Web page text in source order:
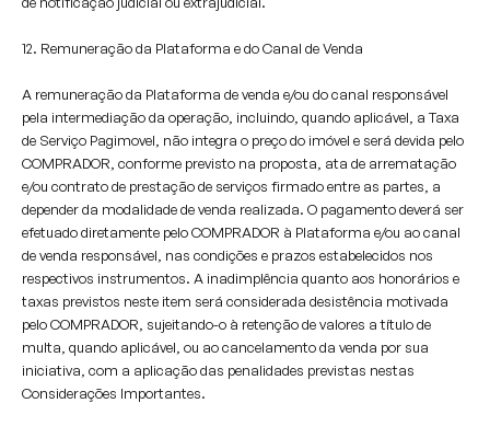
12. Remuneração da Plataforma e do Canal de Venda
A remuneração da Plataforma de venda e/ou do canal responsável
pela intermediação da operação, incluindo, quando aplicável, a Taxa
de Serviço Pagimovel, não integra o preço do imóvel e será devida pelo
COMPRADOR, conforme previsto na proposta, ata de arrematação
e/ou contrato de prestação de serviços firmado entre as partes, a
depender da modalidade de venda realizada. O pagamento deverá ser
efetuado diretamente pelo COMPRADOR à Plataforma e/ou ao canal
de venda responsável, nas condições e prazos estabelecidos nos
respectivos instrumentos. A inadimplência quanto aos honorários e
taxas previstos neste item será considerada desistência motivada
pelo COMPRADOR, sujeitando-o à retenção de valores a título de
multa, quando aplicável, ou ao cancelamento da venda por sua
iniciativa, com a aplicação das penalidades previstas nestas
Considerações Importantes.